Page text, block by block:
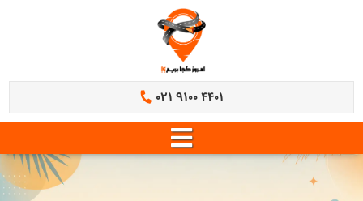
021 9100 4401